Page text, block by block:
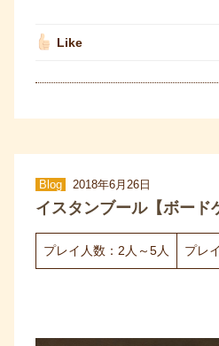
Like
Blog 2018年6月26日
イスタンブール【ボード
プレイ人数：2人～5人 プレ